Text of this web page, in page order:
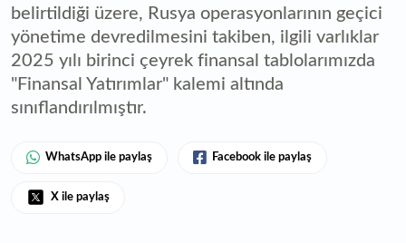
belirtildiği üzere, Rusya operasyonlarının geçici
yönetime devredilmesini takiben, ilgili varlıklar
2025 yılı birinci çeyrek finansal tablolarımızda
"Finansal Yatırımlar" kalemi altında
sınıflandırılmıştır.
WhatsApp ile paylaş Facebook ile paylaş
X ile paylaş